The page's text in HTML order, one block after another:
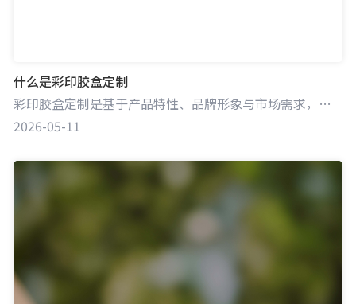
什么是彩印胶盒定制
彩印胶盒定制是基于产品特性、品牌形象与市场需求，对胶盒进行个性化设计及彩色印刷的包装定制服务。通过运用先进印刷技术，将丰富色彩、独特图案、品牌元素及产品信息精准呈现在胶盒上，为产品打造专属且具吸引力的包装，满足产品保护、展示与营销等多方面需求。
2026-05-11